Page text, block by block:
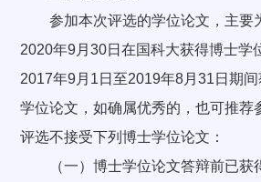
参加本次评选的学位论文，主要
2020年9月30日在国科大获得博士学
2017年9月1日至2019年8月31日期
学位论文，如确属优秀的，也可推荐
评选不接受下列博士学位论文：
（一）博士学位论文答辩前已获